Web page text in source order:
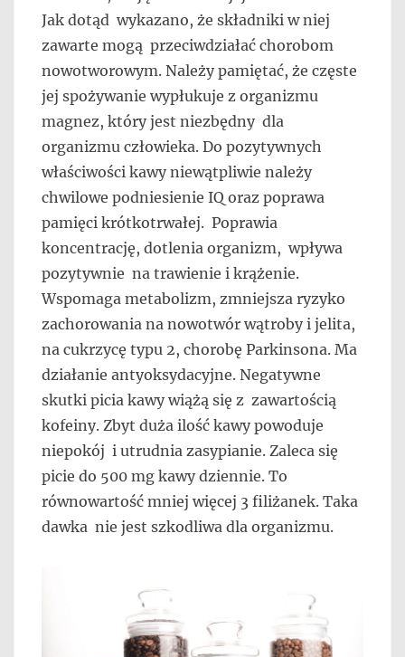
Jak dotąd wykazano, że składniki w niej
zawarte mogą przeciwdziałać chorobom
nowotworowym. Należy pamiętać, że częste
jej spożywanie wypłukuje z organizmu
magnez, który jest niezbędny dla
organizmu człowieka. Do pozytywnych
właściwości kawy niewątpliwie należy
chwilowe podniesienie IQ oraz poprawa
pamięci krótkotrwałej. Poprawia
koncentrację, dotlenia organizm, wpływa
pozytywnie na trawienie i krążenie.
Wspomaga metabolizm, zmniejsza ryzyko
zachorowania na nowotwór wątroby i jelita,
na cukrzycę typu 2, chorobę Parkinsona. Ma
działanie antyoksydacyjne. Negatywne
skutki picia kawy wiążą się z zawartością
kofeiny. Zbyt duża ilość kawy powoduje
niepokój i utrudnia zasypianie. Zaleca się
picie do 500 mg kawy dziennie. To
równowartość mniej więcej 3 filiżanek. Taka
dawka nie jest szkodliwa dla organizmu.